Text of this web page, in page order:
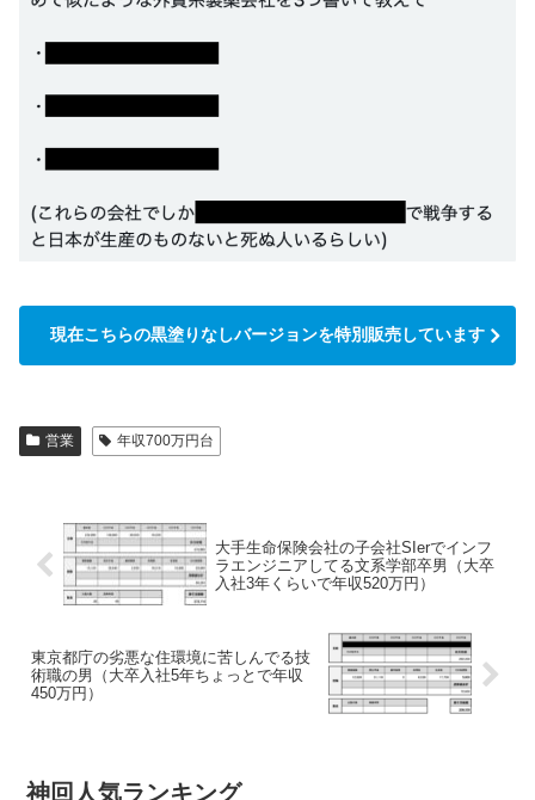
現在こちらの黒塗りなしバージョンを特別販売しています
営業 年収700万円台
大手生命保険会社の子会社SIerでインフ
ラエンジニアしてる文系学部卒男（大卒
入社3年くらいで年収520万円）
東京都庁の劣悪な住環境に苦しんでる技
術職の男（大卒入社5年ちょっとで年収
450万円）
神回人気ランキング